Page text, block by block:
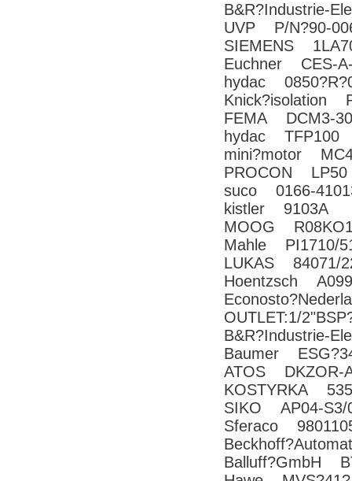
B&R?Industrie-
UVP P/N?90-
SIEMENS
Euchner CES-
hydac
Knick?isolation
FEMA DCM3-
hydac TFP100
mini?motor
PROCON LP50
suco 0166-
kistler 9103A
MOOG
Mahle PI1710/
LUKAS 84071/
Hoentzsch
OUTLET:1/
B&R?Industrie-
Baumer
ATOS DKZOR-
KOSTYRKA
SIKO AP04-S3/
Sferaco
Balluff?GmbH